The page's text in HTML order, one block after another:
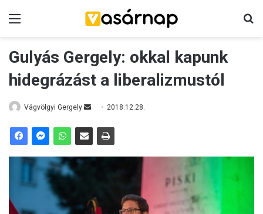
Gulyás Gergely: okkal kapunk
hidegrázást a liberalizmustól
Vágvölgyi Gergely
m
2018.12.28.